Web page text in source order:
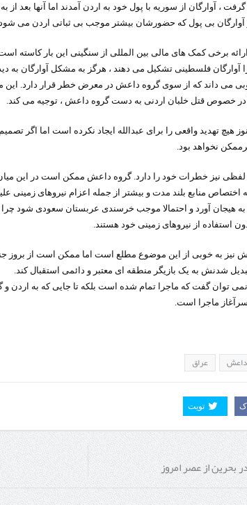
، آوارگان از سوریه با پول خود به اردن آمدند اما آنها بعد از
آوارگان بی پول که حضورشان بیشتر موجب بی ثباتی اردن می شود
برخی کمک های مالی بین المللی از سنگینی این بار کاسته
آوارگان فلسطینی تشکیل می دهند ، هرگز به مشکل آوارگان به
می داند که از سوی گروه داعش در معرض خطر قرار دارد.
خصوص قتل خلبان اردنی به دست گروه داعش ، توجیه می کند.
هیچ تهدید واقعی را برای عبدالله ایجاد نکرده است اما اگر
نخواهد بود.
نیز خطرات خود را دارد. گروه داعش ممکن است در این
اختصاص منابع بلند مدت و بیشتر از جمله اعزام نیروهای زمینی
به هیجان آورد و احتمالا موجب خرسندی عربستان سعودی شود چرا
استفاده از نیروهای زمینی خود هستند.
نیز به خوبی از این موضوع مطلع است اما ممکن است از بروز
شدنش به یک بازیگر منطقه ای معتبر و دائمی استقبال کند.
توان گفت که ماجرا تمام شده است بلکه تا جایی که به اردن
ماجرا است.
داعش عراق
تویت
بحرین از عصر امروز